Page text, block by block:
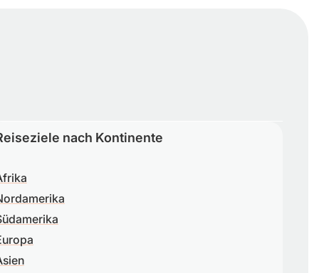
nach Kontinente